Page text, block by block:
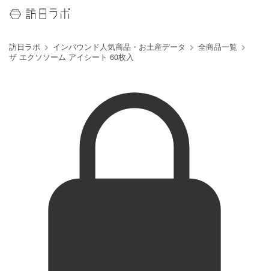
訪日ラボ インバウンド人気商品・お土産データ
全商品一覧
ザ エクソソーム アイシート 60枚入